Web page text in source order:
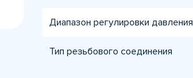
Диапазон регулировки давления
Тип резьбового соединения